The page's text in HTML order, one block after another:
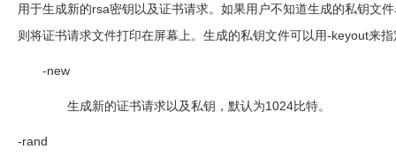
用于生成新的rsa密钥以及证书请求。如果用户不知道生成的私钥文
则将证书请求文件打印在屏幕上。生成的私钥文件可以用-keyout来指
-new
生成新的证书请求以及私钥，默认为1024比特。
-rand